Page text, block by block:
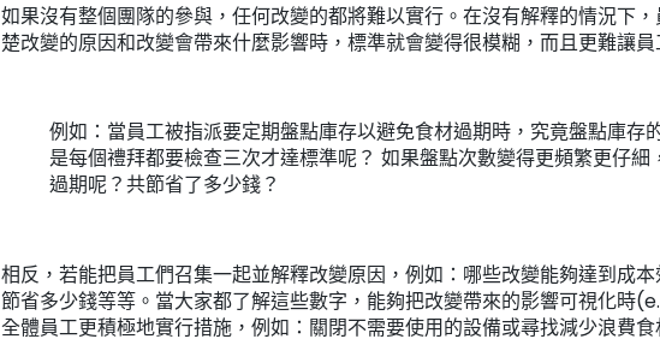
如果沒有整個團隊的參與，任何改變的都將難以實行。在沒有解釋的情況下
楚改變的原因和改變會帶來什麼影響時，標準就會變得很模糊，而且更難讓員
例如：當員工被指派要定期盤點庫存以避免食材過期時，究竟盤點庫存
是每個禮拜都要檢查三次才達標準呢？ 如果盤點次數變得更頻繁更仔
過期呢？共節省了多少錢？
相反，若能把員工們召集一起並解釋改變原因，例如：哪些改變能夠達到成
節省多少錢等等。當大家都了解這些數字，能夠把改變帶來的影響可視化時
全體員工更積極地實行措施，例如：關閉不需要使用的設備或尋找減少浪費食